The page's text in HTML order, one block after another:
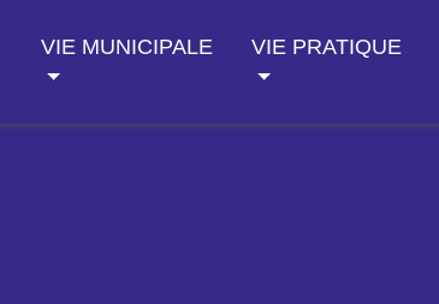
VIE MUNICIPALE VIE PRATIQUE